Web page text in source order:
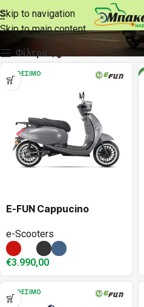
Skip to navigation
Skip to main content
e-Scooters
Φίλτρα
ΔΙΑΘΈΣΙΜΟ
E-FUN Cappucino
e-Scooters
€3.990,00
ΔΙΑΘΈΣΙΜΟ